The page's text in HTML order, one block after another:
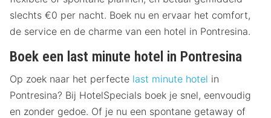
slechts €0 per nacht. Boek nu en ervaar het comfort,
de service en de charme van een hotel in Pontresina.
Boek een last minute hotel in Pontresina
Op zoek naar het perfecte last minute hotel in
Pontresina? Bij HotelSpecials boek je snel, eenvoudig
en zonder gedoe. Of je nu een spontane getaway of